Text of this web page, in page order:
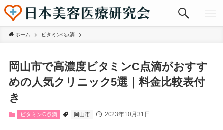
ホーム ビタミンC点滴
岡山市で高濃度ビタミンC点滴がおすす
めの人気クリニック5選｜料金比較表付
き
ビタミンC点滴 岡山市 2023年10月31日